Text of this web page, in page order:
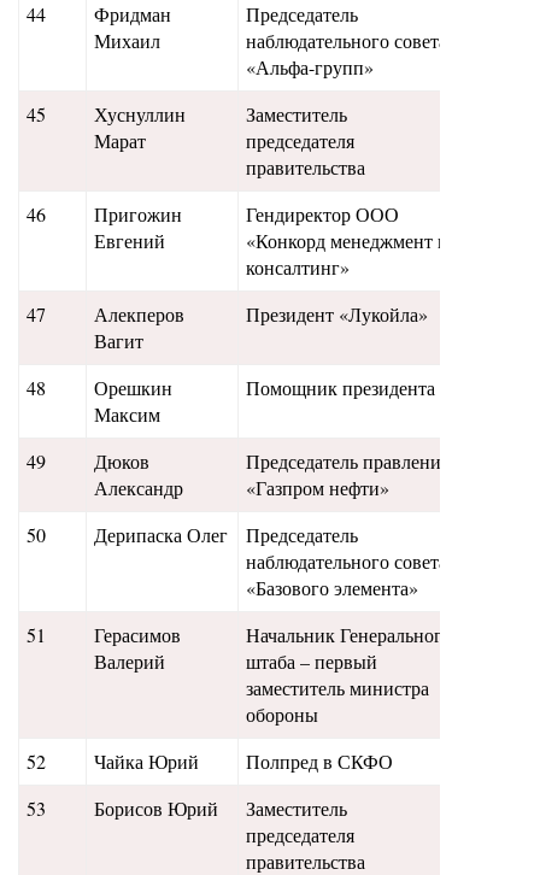
44
Фридман
Михаил
Председатель
наблюдательного совета
«Альфа-групп»
45
Хуснуллин
Марат
Заместитель
председателя
правительства
46
Пригожин
Евгений
Гендиректор ООО
«Конкорд менеджмент и
консалтинг»
47
Алекперов
Вагит
Президент «Лукойла»
48
Орешкин
Максим
Помощник президента
49
Дюков
Александр
Председатель правления
«Газпром нефти»
50 Дерипаска Олег
Председатель
наблюдательного совета
«Базового элемента»
51
Герасимов
Валерий
Начальник Генерального
штаба – первый
заместитель министра
обороны
52 Чайка Юрий Полпред в СКФО
53
Борисов Юрий
Заместитель
председателя
правительства